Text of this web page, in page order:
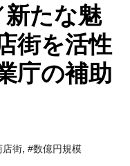
たな魅
街を活性
庁の補助
店街, #数億円規模